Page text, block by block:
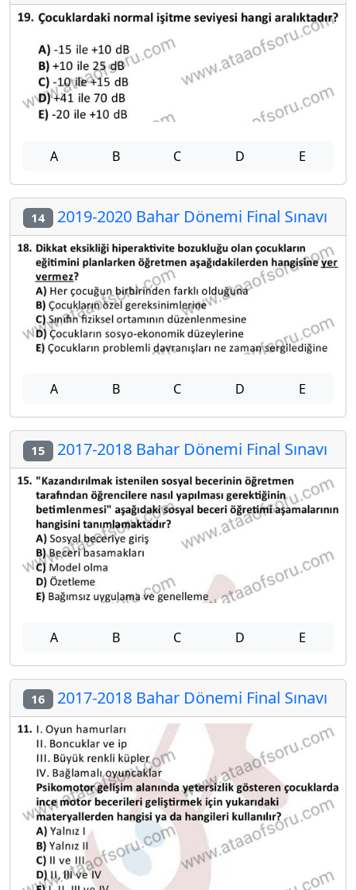
A B C D E
14 2019-2020 Bahar Dönemi Final Sınavı
A B C D E
15 2017-2018 Bahar Dönemi Final Sınavı
A B C D E
16 2017-2018 Bahar Dönemi Final Sınavı